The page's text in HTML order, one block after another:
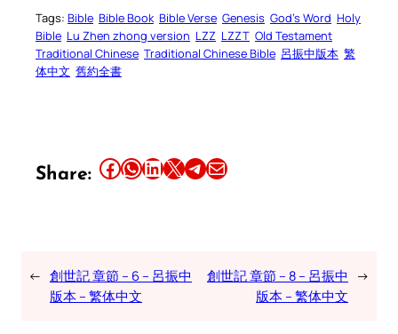
Tags: Bible Bible Book Bible Verse Genesis God’s Word Holy
Bible Lu Zhen zhong version LZZ LZZT Old Testament
Traditional Chinese Traditional Chinese Bible 呂振中版本 繁
体中文 舊約全書
Share: Share this article on Facebook Share this article on WhatsApp Share this article on LinkedIn Share this article on X Share this article on TelegramEmail this Article
← 創世記 章節 – 6 – 呂振中
版本 – 繁体中文
創世記 章節 – 8 – 呂振中
版本 – 繁体中文
→